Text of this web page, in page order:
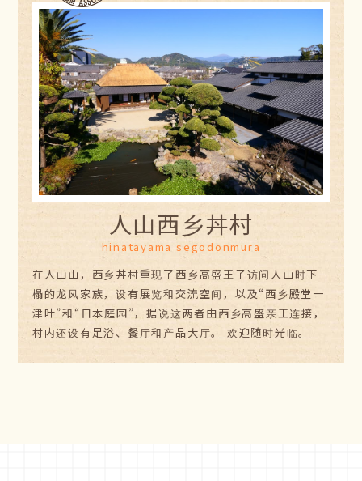
人山西乡丼村
hinatayama segodonmura
在人山山，西乡丼村重现了西乡高盛王子访问人山时下
榻的龙凤家族，设有展览和交流空间，以及“西乡殿堂一
津叶”和“日本庭园”，据说这两者由西乡高盛亲王连接，
村内还设有足浴、餐厅和产品大厅。 欢迎随时光临。